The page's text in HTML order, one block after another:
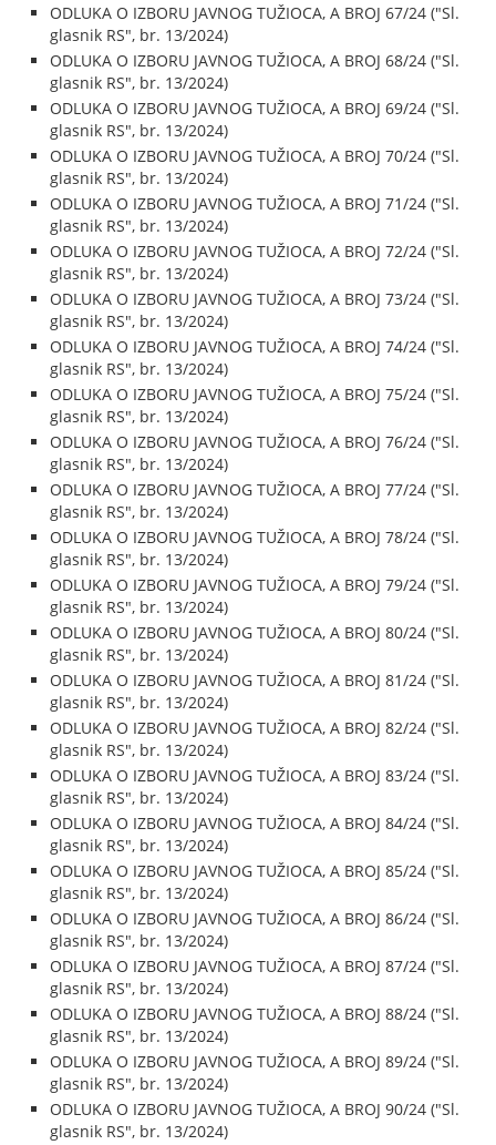
ODLUKA O IZBORU JAVNOG TUŽIOCA, A BROJ 67/24 ("Sl.
glasnik RS", br. 13/2024)
ODLUKA O IZBORU JAVNOG TUŽIOCA, A BROJ 68/24 ("Sl.
glasnik RS", br. 13/2024)
ODLUKA O IZBORU JAVNOG TUŽIOCA, A BROJ 69/24 ("Sl.
glasnik RS", br. 13/2024)
ODLUKA O IZBORU JAVNOG TUŽIOCA, A BROJ 70/24 ("Sl.
glasnik RS", br. 13/2024)
ODLUKA O IZBORU JAVNOG TUŽIOCA, A BROJ 71/24 ("Sl.
glasnik RS", br. 13/2024)
ODLUKA O IZBORU JAVNOG TUŽIOCA, A BROJ 72/24 ("Sl.
glasnik RS", br. 13/2024)
ODLUKA O IZBORU JAVNOG TUŽIOCA, A BROJ 73/24 ("Sl.
glasnik RS", br. 13/2024)
ODLUKA O IZBORU JAVNOG TUŽIOCA, A BROJ 74/24 ("Sl.
glasnik RS", br. 13/2024)
ODLUKA O IZBORU JAVNOG TUŽIOCA, A BROJ 75/24 ("Sl.
glasnik RS", br. 13/2024)
ODLUKA O IZBORU JAVNOG TUŽIOCA, A BROJ 76/24 ("Sl.
glasnik RS", br. 13/2024)
ODLUKA O IZBORU JAVNOG TUŽIOCA, A BROJ 77/24 ("Sl.
glasnik RS", br. 13/2024)
ODLUKA O IZBORU JAVNOG TUŽIOCA, A BROJ 78/24 ("Sl.
glasnik RS", br. 13/2024)
ODLUKA O IZBORU JAVNOG TUŽIOCA, A BROJ 79/24 ("Sl.
glasnik RS", br. 13/2024)
ODLUKA O IZBORU JAVNOG TUŽIOCA, A BROJ 80/24 ("Sl.
glasnik RS", br. 13/2024)
ODLUKA O IZBORU JAVNOG TUŽIOCA, A BROJ 81/24 ("Sl.
glasnik RS", br. 13/2024)
ODLUKA O IZBORU JAVNOG TUŽIOCA, A BROJ 82/24 ("Sl.
glasnik RS", br. 13/2024)
ODLUKA O IZBORU JAVNOG TUŽIOCA, A BROJ 83/24 ("Sl.
glasnik RS", br. 13/2024)
ODLUKA O IZBORU JAVNOG TUŽIOCA, A BROJ 84/24 ("Sl.
glasnik RS", br. 13/2024)
ODLUKA O IZBORU JAVNOG TUŽIOCA, A BROJ 85/24 ("Sl.
glasnik RS", br. 13/2024)
ODLUKA O IZBORU JAVNOG TUŽIOCA, A BROJ 86/24 ("Sl.
glasnik RS", br. 13/2024)
ODLUKA O IZBORU JAVNOG TUŽIOCA, A BROJ 87/24 ("Sl.
glasnik RS", br. 13/2024)
ODLUKA O IZBORU JAVNOG TUŽIOCA, A BROJ 88/24 ("Sl.
glasnik RS", br. 13/2024)
ODLUKA O IZBORU JAVNOG TUŽIOCA, A BROJ 89/24 ("Sl.
glasnik RS", br. 13/2024)
ODLUKA O IZBORU JAVNOG TUŽIOCA, A BROJ 90/24 ("Sl.
glasnik RS", br. 13/2024)